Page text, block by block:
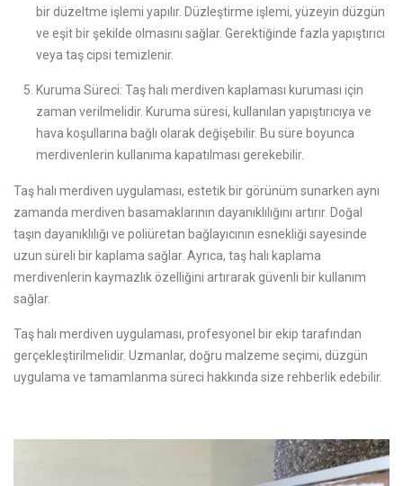
bir düzeltme işlemi yapılır. Düzleştirme işlemi, yüzeyin düzgün
ve eşit bir şekilde olmasını sağlar. Gerektiğinde fazla yapıştırıcı
veya taş cipsi temizlenir.
Kuruma Süreci: Taş halı merdiven kaplaması kuruması için
zaman verilmelidir. Kuruma süresi, kullanılan yapıştırıcıya ve
hava koşullarına bağlı olarak değişebilir. Bu süre boyunca
merdivenlerin kullanıma kapatılması gerekebilir.
Taş halı merdiven uygulaması, estetik bir görünüm sunarken aynı
zamanda merdiven basamaklarının dayanıklılığını artırır. Doğal
taşın dayanıklılığı ve poliüretan bağlayıcının esnekliği sayesinde
uzun süreli bir kaplama sağlar. Ayrıca, taş halı kaplama
merdivenlerin kaymazlık özelliğini artırarak güvenli bir kullanım
sağlar.
Taş halı merdiven uygulaması, profesyonel bir ekip tarafından
gerçekleştirilmelidir. Uzmanlar, doğru malzeme seçimi, düzgün
uygulama ve tamamlanma süreci hakkında size rehberlik edebilir.